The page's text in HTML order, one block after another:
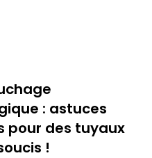
: astuces
pour des tuyaux
!